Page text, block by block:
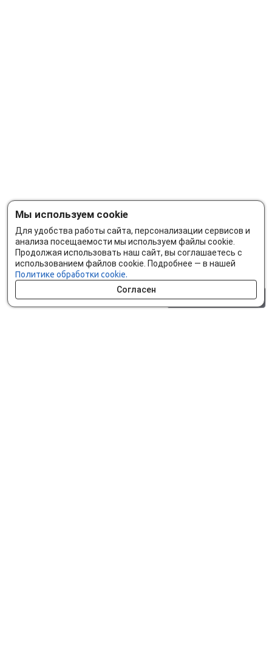
Мы используем cookie
Для удобства работы сайта, персонализации сервисов и
анализа посещаемости мы используем файлы cookie.
Продолжая использовать наш сайт, вы соглашаетесь с
использованием файлов cookie. Подробнее — в нашей
Политике обработки cookie.
Согласен